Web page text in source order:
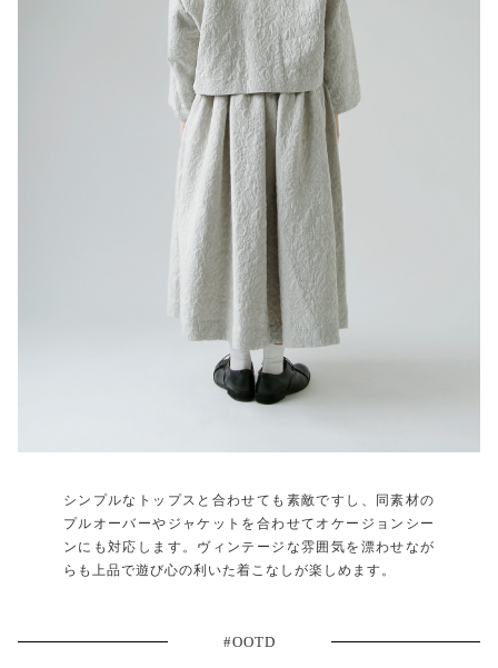
シンプルなトップスと合わせても素敵ですし、同素材の
プルオーバーやジャケットを合わせてオケージョンシー
ンにも対応します。ヴィンテージな雰囲気を漂わせなが
らも上品で遊び心の利いた着こなしが楽しめます。
#OOTD